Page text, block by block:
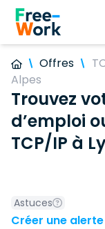
Offres
Alpes
Trouvez
d’emploi
TCP/IP à
Astuces
Créer une alerte